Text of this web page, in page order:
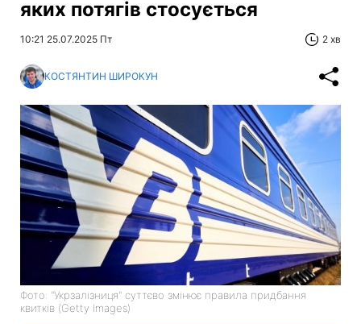
яких потягів стосується
10:21 25.07.2025 Пт 2 хв
КОСТЯНТИН ШИРОКУН
Фото: "Укрзалізниця" суттєво змінює правила придбання
квитків (Getty Images)